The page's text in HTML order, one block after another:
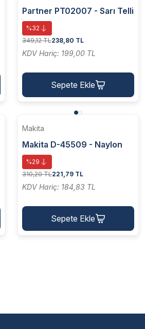
Partner PT02007 - Sarı Telli
Daire Fırça 178x25 Mm
%32
349,12 TL238,80 TL
KDV Hariç: 199,00 TL
Sepete Ekle
Makita
Makita D-45509 - Naylon
Çanak Fırça - 80 Kum 50x6
Mm
%29
310,20 TL221,79 TL
KDV Hariç: 184,83 TL
Sepete Ekle